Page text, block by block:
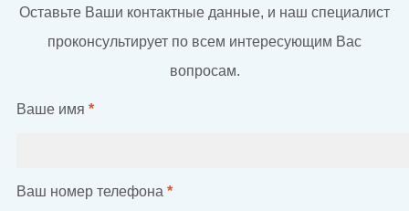
Оставьте Ваши контактные данные, и наш специалист
проконсультирует по всем интересующим Вас
вопросам.
Ваше имя *
Ваш номер телефона *